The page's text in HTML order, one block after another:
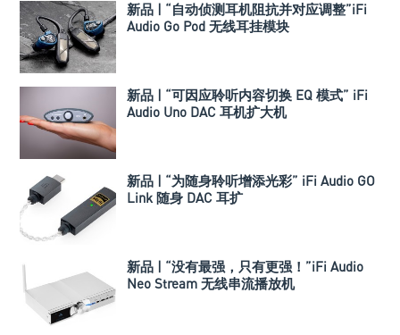
新品 | “自动侦测耳机阻抗并对应调整”iFi
Audio Go Pod 无线耳挂模块
新品 | “可因应聆听内容切换 EQ 模式” iFi
Audio Uno DAC 耳机扩大机
新品 | “为随身聆听增添光彩” iFi Audio GO
Link 随身 DAC 耳扩
新品 | “没有最强，只有更强！”iFi Audio
Neo Stream 无线串流播放机